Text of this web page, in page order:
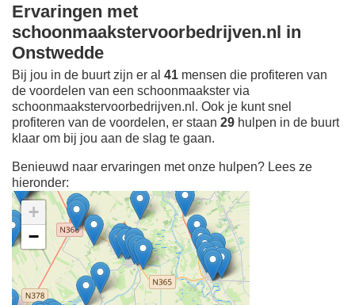
Ervaringen met
schoonmaakstervoorbedrijven.nl in
Onstwedde
Bij jou in de buurt zijn er al 41 mensen die profiteren van
de voordelen van een schoonmaakster via
schoonmaakstervoorbedrijven.nl. Ook je kunt snel
profiteren van de voordelen, er staan 29 hulpen in de buurt
klaar om bij jou aan de slag te gaan.
Benieuwd naar ervaringen met onze hulpen? Lees ze
hieronder:
Ontdek meer ervaringen
Schoonmaakster bij
jou in de buurt
+
−